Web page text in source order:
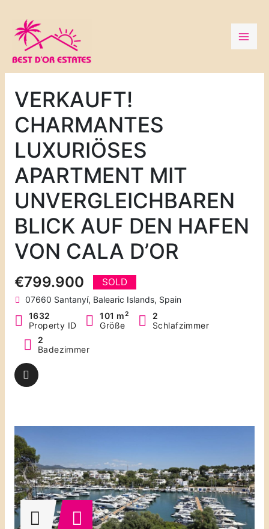
springen
VERKAUFT!
CHARMANTES
LUXURIÖSES
APARTMENT MIT
UNVERGLEICHBAREN
BLICK AUF DEN HAFEN
VON CALA D’OR
€799.900 SOLD
07660 Santanyí, Balearic Islands, Spain
1632
Property ID
101 m2
Größe
2
Schlafzimmer
2
Badezimmer